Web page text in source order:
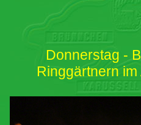
Donnerstag -
Ringgärtnern